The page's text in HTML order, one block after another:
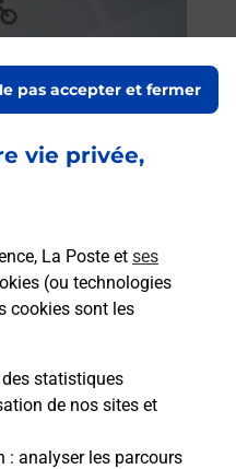
vie privée,
La Poste et ses
(ou technologies
cookies sont les
statistiques
de nos sites et
: analyser les parcours
pas accepter et fermer
code de la route auto
réserve